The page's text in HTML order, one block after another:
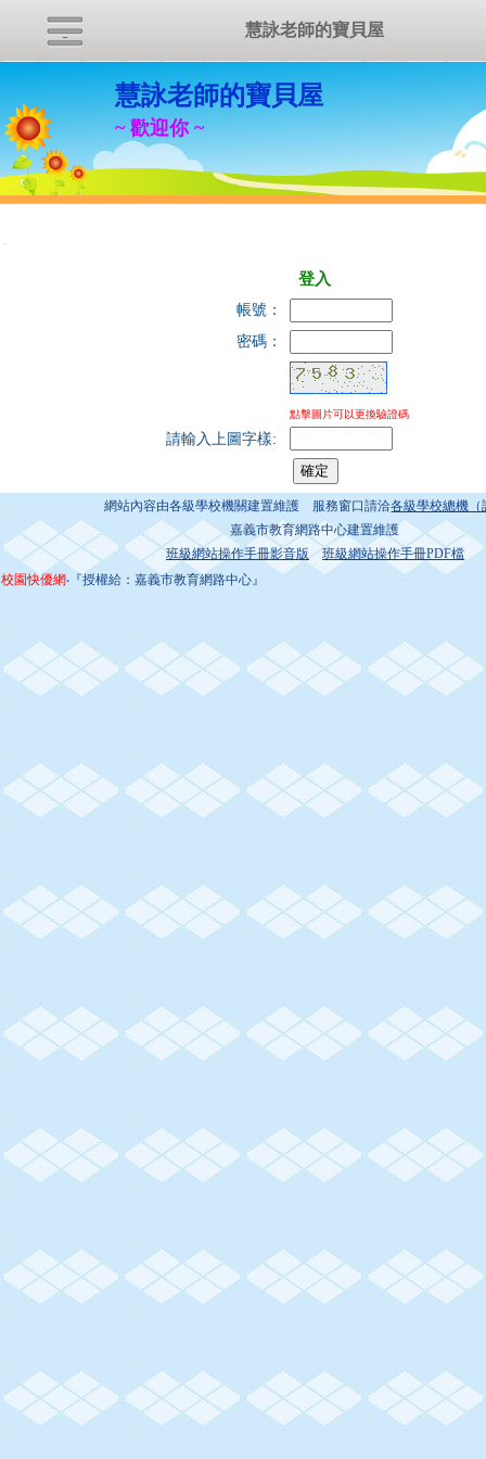
慧詠老師的寶貝屋
~ 歡迎你 ~
:::
登入
帳號：
密碼：
請輸入上圖字樣:
點擊圖片可以更換驗證碼
網站內容由各級學校機關建置維護 服務窗口請洽各級學校總機（
嘉義市教育網路中心建置維護
班級網站操作手冊影音版
班級網站操作手冊PDF檔
校園快優網‧『授權給：嘉義市教育網路中心』
慧詠老師的寶貝屋